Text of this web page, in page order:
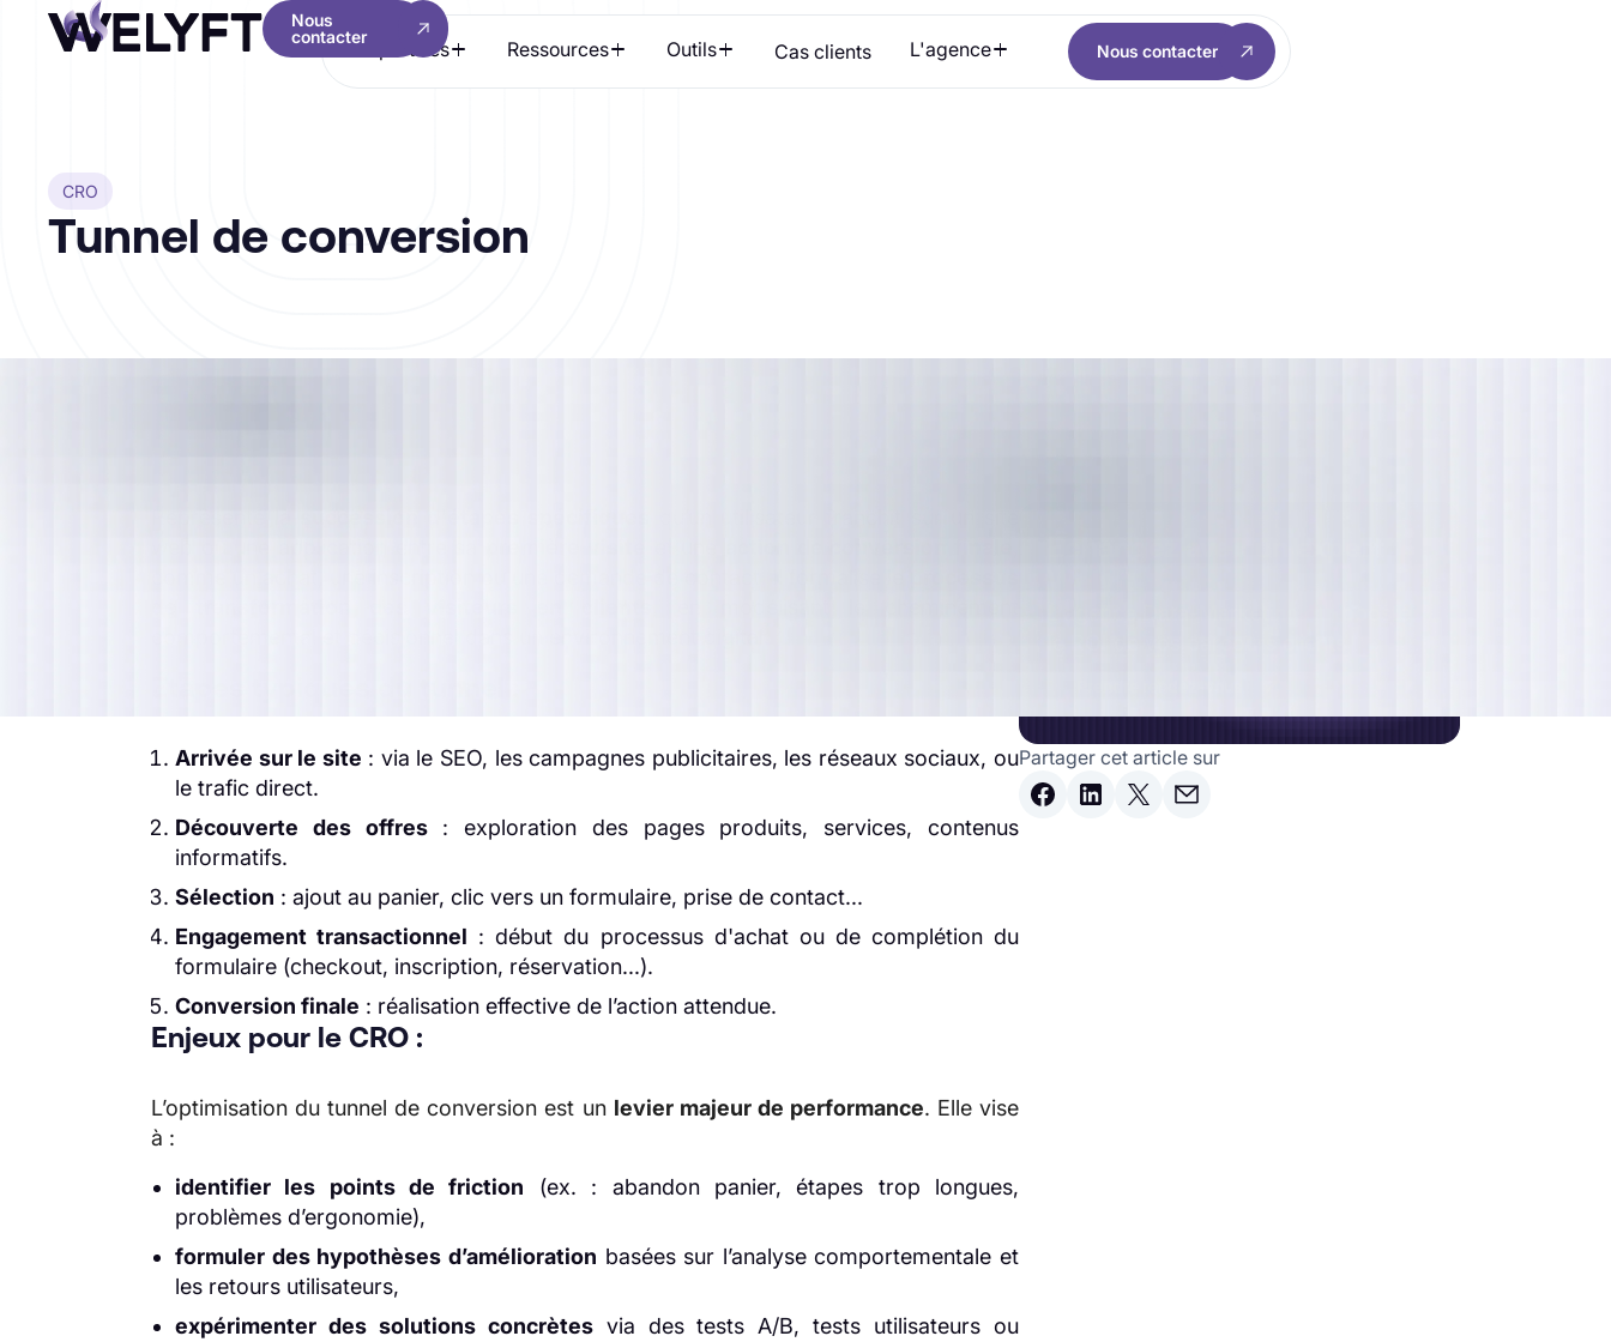
Nous
contacter
Expertises Ressources Outils Cas clients L'agence Nous contacter
CRO
Tunnel de conversion
Arrivée sur le site : via le SEO, les campagnes publicitaires, les réseaux sociaux, ou
le trafic direct.
Découverte des offres: exploration des pages produits, services, contenus
informatifs.
Sélection : ajout au panier, clic vers un formulaire, prise de contact...
Engagement transactionnel : début du processus d'achat ou de complétion du
formulaire (checkout, inscription, réservation...).
Conversion finale : réalisation effective de l’action attendue.
Enjeux pour le CRO :
L’optimisation du tunnel de conversion est un levier majeur de performance. Elle vise
à :
identifier les points de friction (ex. : abandon panier, étapes trop longues,
problèmes d’ergonomie),
formuler des hypothèses d’amélioration basées sur l’analyse comportementale et
les retours utilisateurs,
expérimenter des solutions concrètesvia des tests A/B, tests utilisateurs ou
Partager cet article sur